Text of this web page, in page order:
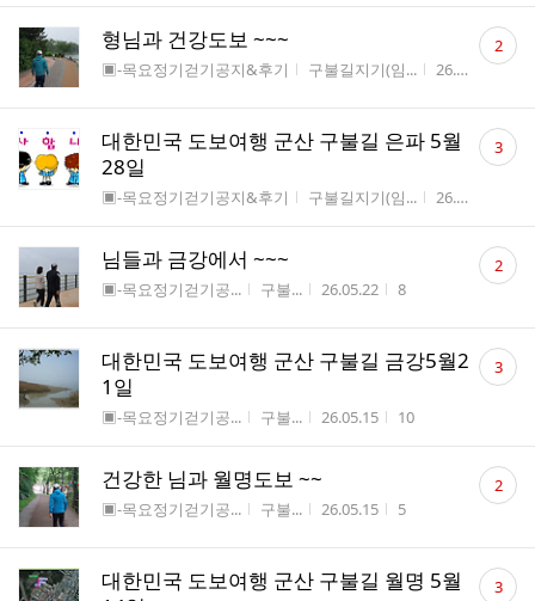
형님과 건강도보 ~~~
게시판명
▣-목요정기걷기공지&후기 작성자
구불길지기(임... 작성시간
26.05.29
댓
글 2
대한민국 도보여행 군산 구불길 은파 5월
28일
게시판명
▣-목요정기걷기공지&후기 작성자
구불길지기(임... 작성시간
26.05.22
댓
글 3
님들과 금강에서 ~~~
게시판명
▣-목요정기걷기공... 작성자
구불... 작성시간
26.05.22 조회수
8
댓
글 2
대한민국 도보여행 군산 구불길 금강5월2
1일
게시판명
▣-목요정기걷기공... 작성자
구불... 작성시간
26.05.15 조회수
10
댓
글 3
건강한 님과 월명도보 ~~
게시판명
▣-목요정기걷기공... 작성자
구불... 작성시간
26.05.15 조회수
5
댓
글 2
대한민국 도보여행 군산 구불길 월명 5월
댓
3